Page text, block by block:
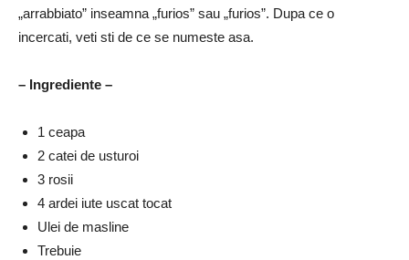
„arrabbiato” inseamna „furios” sau „furios”. Dupa ce o
incercati, veti sti de ce se numeste asa.
– Ingrediente –
1 ceapa
2 catei de usturoi
3 rosii
4 ardei iute uscat tocat
Ulei de masline
Trebuie